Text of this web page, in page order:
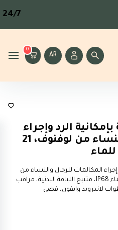
24/7
AR
0
1.83 بوصة بإمكانية الرد وإجراء
المكالمات للرجال والنساء من لوفنوف، 21
الرد وإجراء المكالمات للرجال والنساء من
لوفنوف، 21 وضع رياضي، مقاومة للماء IP68، متتبع اللياقة البدنية، مراقب
لاندرويد وايفون، فضي